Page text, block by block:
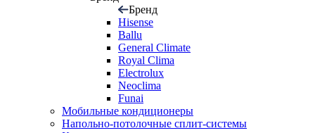
Бренд
Hisense
Ballu
General Climate
Royal Clima
Electrolux
Neoclima
Funai
Мобильные кондиционеры
Напольно-потолоч​ные ​сплит-системы